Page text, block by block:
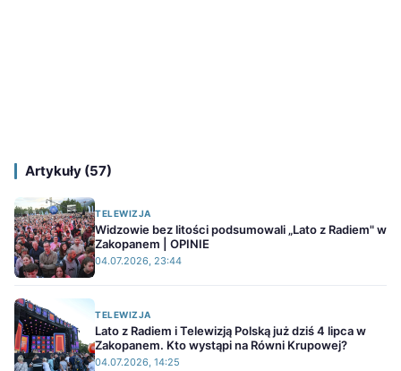
Artykuły (57)
TELEWIZJA
Widzowie bez litości podsumowali „Lato z Radiem" w
Zakopanem | OPINIE
04.07.2026, 23:44
TELEWIZJA
Lato z Radiem i Telewizją Polską już dziś 4 lipca w
Zakopanem. Kto wystąpi na Równi Krupowej?
04.07.2026, 14:25